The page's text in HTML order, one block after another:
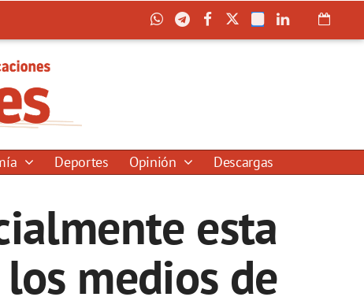
Deportes Opinión Descargas
esta
medios de